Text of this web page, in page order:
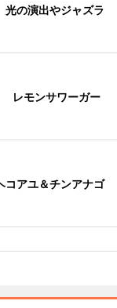
の演出やジャズラ
レモンサワーガー
アユ＆チンアナゴ